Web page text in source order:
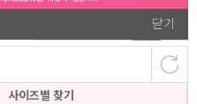
닫기
사이즈별 찾기